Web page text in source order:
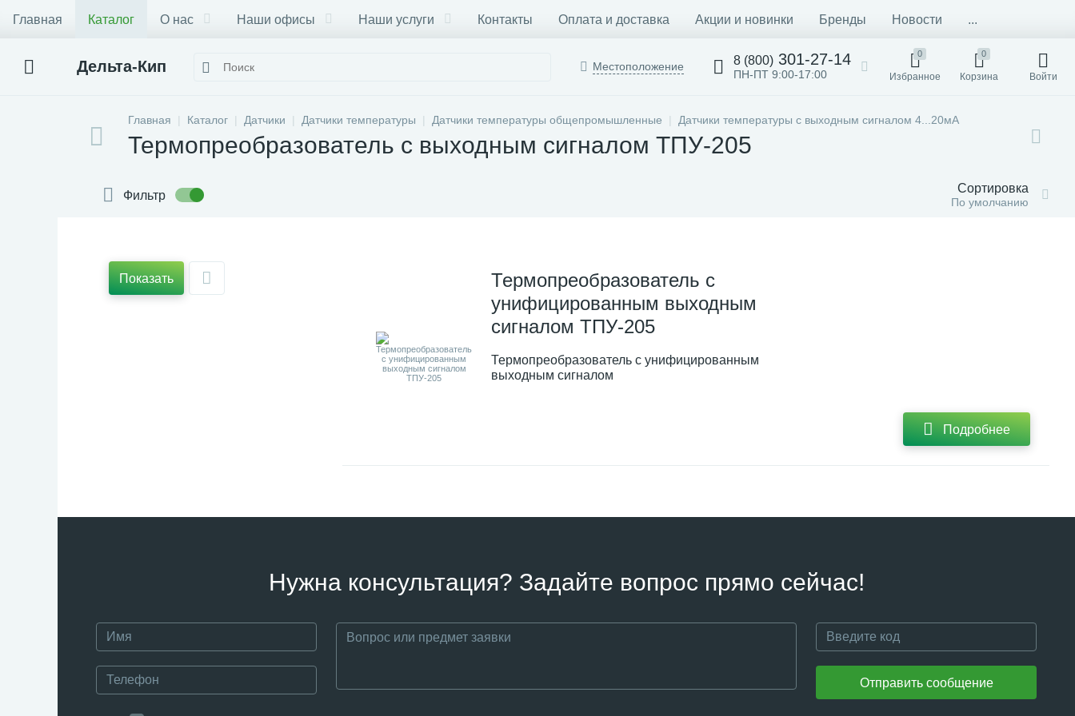
Главная Каталог О нас Наши офисы Наши услуги Контакты Оплата и доставка Акции и новинки Бренды Новости ...
Дельта-Кип Местоположение 8 (800) 301-27-14
ПН-ПТ 9:00-17:00
0
Избранное
0
Корзина Войти
Главная Каталог Датчики Датчики температуры Датчики температуры общепромышленные Датчики температуры с выходным сигналом 4...20мА
Термопреобразователь с выходным сигналом ТПУ-205
Фильтр Сортировка
По умолчанию
Показать
Термопреобразователь с
унифицированным выходным
сигналом ТПУ-205
Термопреобразователь с унифицированным
выходным сигналом
Подробнее
Нужна консультация? Задайте вопрос прямо сейчас!
Отправить сообщение